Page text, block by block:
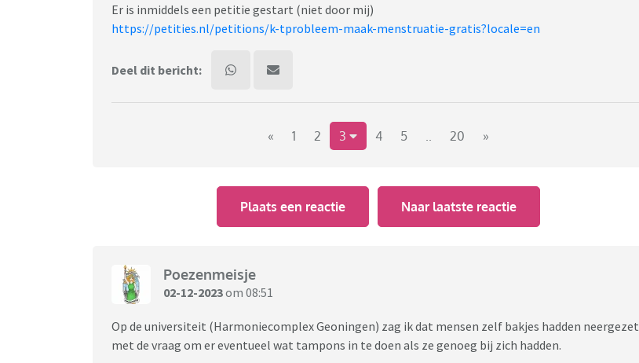
Er is inmiddels een petitie gestart (niet door mij)
https://petities.nl/petitions/k-tprobleem-maak-menstruatie-gratis?locale=en
Deel dit bericht:
« 1 2 3 4 5 .. 20 »
Plaats een reactie Naar laatste reactie
Poezenmeisje
02-12-2023om 08:51
Op de universiteit (Harmoniecomplex Geoningen) zag ik dat mensen zelf bakjes hadden neergezet
met de vraag om er eventueel wat tampons in te doen als ze genoeg bij zich hadden.